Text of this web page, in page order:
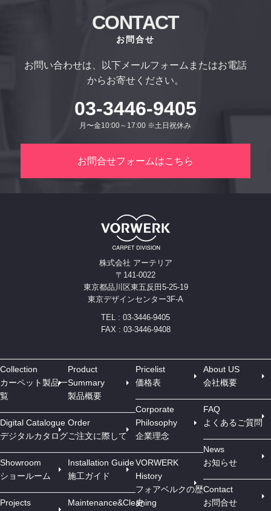
CONTACT
お問合せ
お問い合わせは、以下メールフォームまたはお電話
からお寄せください。
03-3446-9405
月〜金10:00～17:00 ※土日祝休み
お問合せフォームはこちら
株式会社 アーテリア
〒141-0022
東京都品川区東五反田5-25-19
東京デザインセンター3F-A
TEL : 03-3446-9405
FAX : 03-3446-9408
Collection
カーペット製品一
覧
Digital Catalogue
デジタルカタログ
Showroom
ショールーム
Projects
Product
Summary
製品概要
Order
ご注文に際して
Installation Guide
施工ガイド
Maintenance&Cleaning
Pricelist
価格表
Corporate
Philosophy
企業理念
VORWERK
History
フォアベルクの歴
史
About US
会社概要
FAQ
よくあるご質問
News
お知らせ
Contact
お問合せ